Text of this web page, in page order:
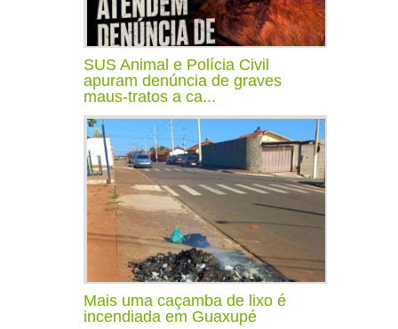
SUS Animal e Polícia Civil
apuram denúncia de graves
maus-tratos a ca...
Mais uma caçamba de lixo é
incendiada em Guaxupé